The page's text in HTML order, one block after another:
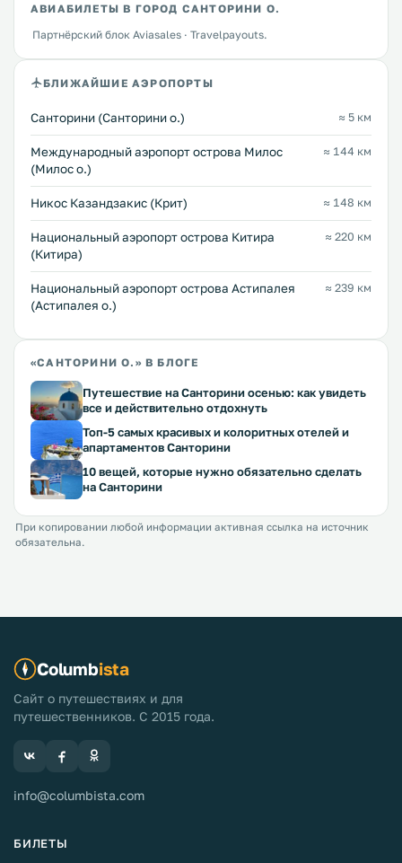
АВИАБИЛЕТЫ В ГОРОД САНТОРИНИ О.
Партнёрский блок Aviasales · Travelpayouts.
БЛИЖАЙШИЕ АЭРОПОРТЫ
Санторини (Санторини о.) ≈ 5 км
Междунарoдный аэропорт острова Милос
(Милос о.)
≈ 144 км
Никос Казандзакис (Крит) ≈ 148 км
Национальный аэропорт острова Китира
(Китира)
≈ 220 км
Национальный аэропорт острова Астипалея
(Астипалея о.)
≈ 239 км
«САНТОРИНИ О.» В БЛОГЕ
Путешествие на Санторини осенью: как увидеть
все и действительно отдохнуть
Топ-5 самых красивых и колоритных отелей и
апартаментов Санторини
10 вещей, которые нужно обязательно сделать
на Санторини
При копировании любой информации активная ссылка на источник
обязательна.
Columbista
Сайт о путешествиях и для
путешественников. С 2015 года.
info@columbista.com
БИЛЕТЫ